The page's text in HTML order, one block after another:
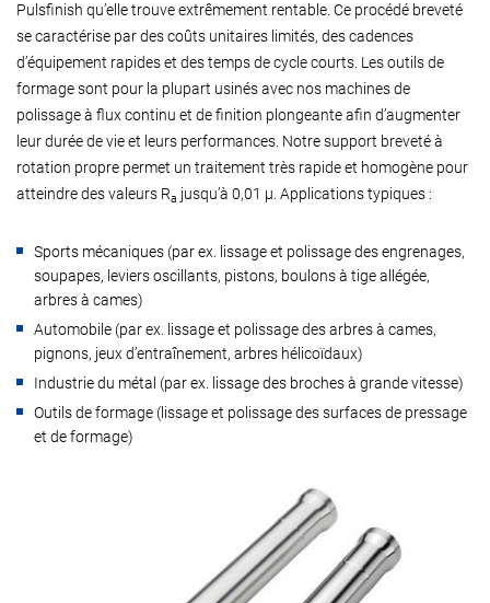
Pulsfinish qu’elle trouve extrêmement rentable. Ce procédé breveté
se caractérise par des coûts unitaires limités, des cadences
d’équipement rapides et des temps de cycle courts. Les outils de
formage sont pour la plupart usinés avec nos machines de
polissage à flux continu et de finition plongeante afin d’augmenter
leur durée de vie et leurs performances. Notre support breveté à
rotation propre permet un traitement très rapide et homogène pour
atteindre des valeurs Ra jusqu’à 0,01 µ. Applications typiques :
Sports mécaniques (par ex. lissage et polissage des engrenages,
soupapes, leviers oscillants, pistons, boulons à tige allégée,
arbres à cames)
Automobile (par ex. lissage et polissage des arbres à cames,
pignons, jeux d’entraînement, arbres hélicoïdaux)
Industrie du métal (par ex. lissage des broches à grande vitesse)
Outils de formage (lissage et polissage des surfaces de pressage
et de formage)